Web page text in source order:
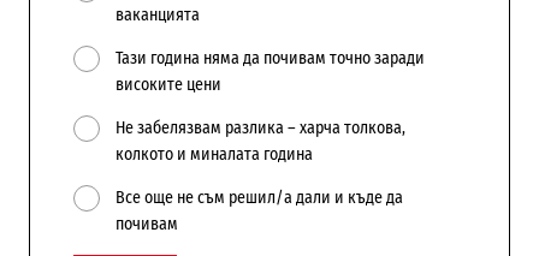
ваканцията
Тази година няма да почивам точно заради
високите цени
Не забелязвам разлика – харча толкова,
колкото и миналата година
Все още не съм решил/а дали и къде да
почивам